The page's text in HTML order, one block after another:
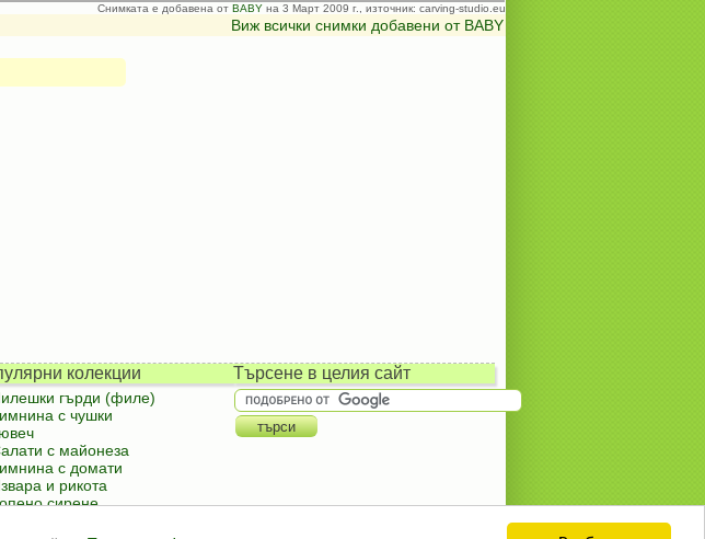
Снимката е добавена от BABY на 3 Март 2009 г., източник: carving-studio.eu
Виж всички снимки добавени от BABY
колекции
гърди (филе)
с чушки
с майонеза
с домати
и рикота
сирене
Търсене в целия сайт